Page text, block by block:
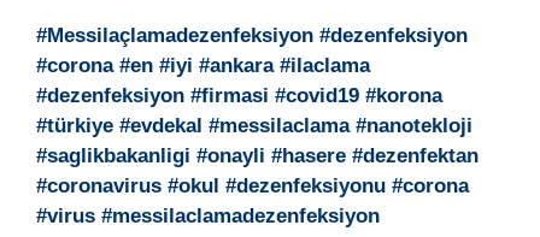
#Messilaçlamadezenfeksiyon #dezenfeksiyon
#corona #en #iyi #ankara #ilaclama
#dezenfeksiyon #firmasi #covid19 #korona
#türkiye #evdekal #messilaclama #nanotekloji
#saglikbakanligi #onayli #hasere #dezenfektan
#coronavirus #okul #dezenfeksiyonu #corona
#virus #messilaclamadezenfeksiyon